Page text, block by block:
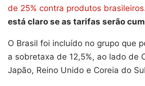
de 25% contra produtos brasileiros
está claro se as tarifas serão
O Brasil foi incluído no grupo que
a sobretaxa de 12,5%, ao lado de
Japão, Reino Unido e Coreia do